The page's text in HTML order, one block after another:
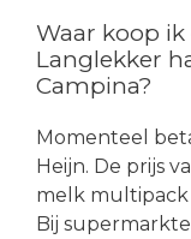
Waar koop
Langlekker
Campina?
Momenteel
Heijn. De prijs
melk multipack
Bij